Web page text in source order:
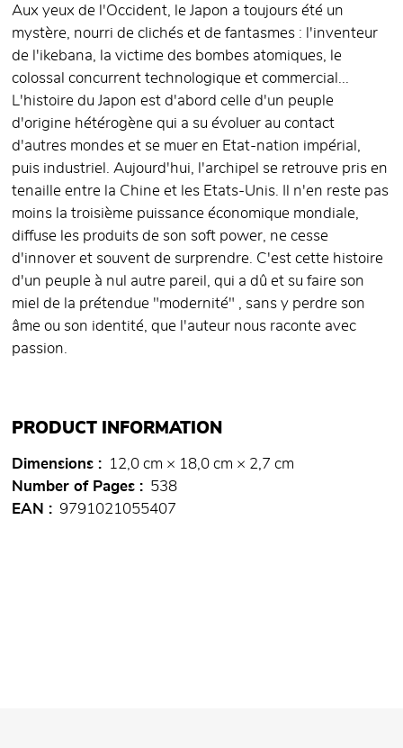
Aux yeux de l'Occident, le Japon a toujours été un
mystère, nourri de clichés et de fantasmes : l'inventeur
de l'ikebana, la victime des bombes atomiques, le
colossal concurrent technologique et commercial...
L'histoire du Japon est d'abord celle d'un peuple
d'origine hétérogène qui a su évoluer au contact
d'autres mondes et se muer en Etat-nation impérial,
puis industriel. Aujourd'hui, l'archipel se retrouve pris en
tenaille entre la Chine et les Etats-Unis. Il n'en reste pas
moins la troisième puissance économique mondiale,
diffuse les produits de son soft power, ne cesse
d'innover et souvent de surprendre. C'est cette histoire
d'un peuple à nul autre pareil, qui a dû et su faire son
miel de la prétendue "modernité" , sans y perdre son
âme ou son identité, que l'auteur nous raconte avec
passion.
PRODUCT INFORMATION
Dimensions
12,0 cm × 18,0 cm × 2,7 cm
Number of Pages
538
EAN
9791021055407